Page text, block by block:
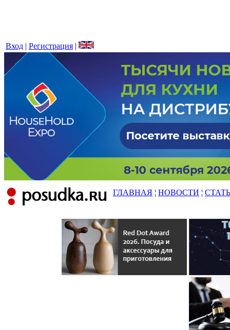
Вход | Регистрация |
ГЛАВНАЯ ¦ НОВОСТИ ¦